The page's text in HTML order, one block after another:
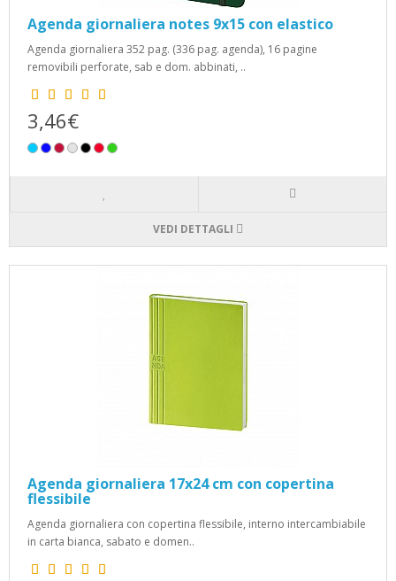
Agenda giornaliera notes 9x15 con elastico
Agenda giornaliera 352 pag. (336 pag. agenda), 16 pagine
removibili perforate, sab e dom. abbinati, ..
3,46€
VEDI DETTAGLI
Agenda giornaliera 17x24 cm con copertina
flessibile
Agenda giornaliera con copertina flessibile, interno intercambiabile
in carta bianca, sabato e domen..